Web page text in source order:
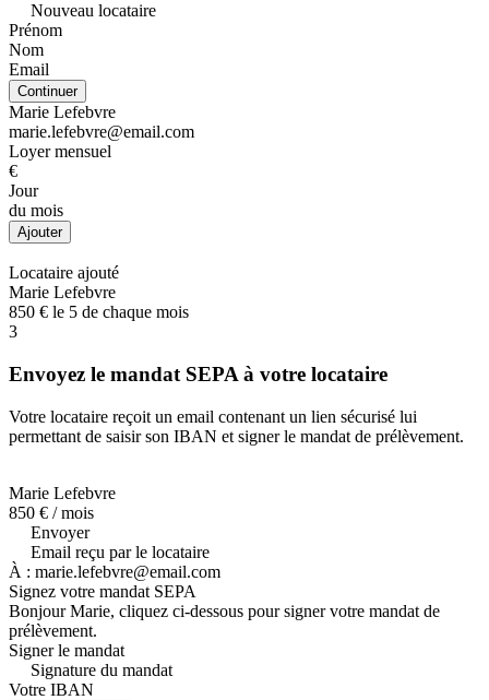
Nouveau locataire
Prénom
Nom
Email
Continuer
Marie Lefebvre
marie.lefebvre@email.com
Loyer mensuel
€
Jour
du mois
Ajouter
Locataire ajouté
Marie Lefebvre
850 € le 5 de chaque mois
3
Envoyez le mandat SEPA à votre locataire
Votre locataire reçoit un email contenant un lien sécurisé lui
permettant de saisir son IBAN et signer le mandat de prélèvement.
Marie Lefebvre
850 € / mois
Envoyer
Email reçu par le locataire
À : marie.lefebvre@email.com
Signez votre mandat SEPA
Bonjour Marie, cliquez ci-dessous pour signer votre mandat de
prélèvement.
Signer le mandat
Signature du mandat
Votre IBAN